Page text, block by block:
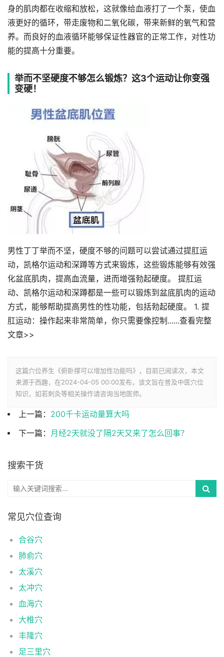
身的肌肉都在收缩和放松，这就像给血液打了一个泵，使血
液更好的循环，带走废物和二氧化碳，带来新鲜的氧气和营
养。而良好的血液循环能够保证性器官的正常工作，对性功
能的提高十分重要。
举而不坚硬度不够怎么锻炼？这3个运动让你变强
变硬！
男性丁丁举而不坚，硬度不够的问题可以尝试通过提肛运
动，凯格尔运动和深蹲等方式来锻炼，这些锻炼能够有效强
化盆底肌肉，提高血流量，进而增强勃起硬度。 提肛运
动、凯格尔运动和深蹲都是一些可以锻炼到盆底肌肉的运动
方式，能够帮助提高男性的性功能，包括勃起硬度。 1. 提
肛运动：操作起来非常简单，你只需要像控制......查看完整
文章>>
这篇穴位养生《俯卧撑可以增加性功能吗》，目前已阅读次，本文
来源于西趣，在2024-04-05 00:00发布，该文旨在普及中医穴位
知识，如若刺灸等相关操作请咨询当地医师。
上一篇： 200千卡运动量算大吗
下一篇： 月经2天就没了隔2天又来了怎么回事？
搜索干货
常见穴位查询
合谷穴
肺俞穴
太溪穴
太冲穴
血海穴
大椎穴
丰隆穴
足三里穴